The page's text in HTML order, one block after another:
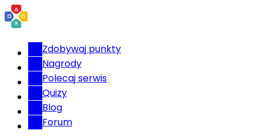
Zdobywaj punkty
Nagrody
Polecaj serwis
Quizy
Blog
Forum